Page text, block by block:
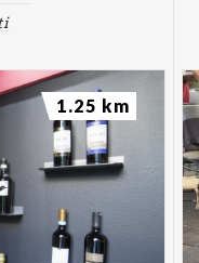
1.25 km